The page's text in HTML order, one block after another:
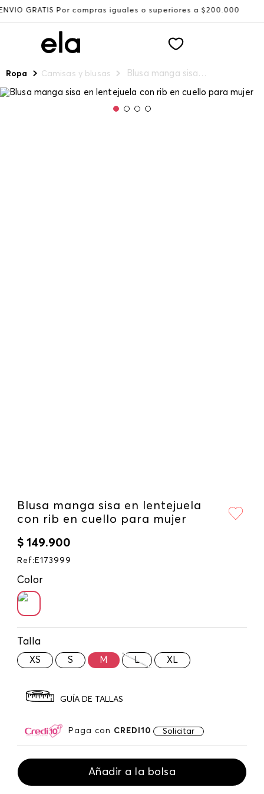
compras iguales o superiores a $200.000 Recibe:
Ropa Camisas y blusas Blusa manga sisa en lentejuela con rib en cuello para mujer
Blusa manga sisa en lentejuela
con rib en cuello para mujer
$ 149.900
Ref : E173999
Color
Talla
XS S M L XL
GUÍA DE TALLAS
Paga con CREDI10 Solicitar
Añadir a la bolsa